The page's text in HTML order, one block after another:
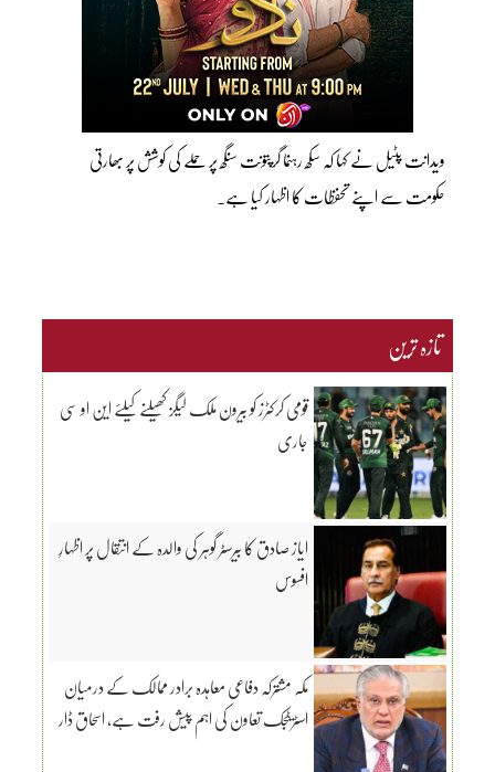
ویدانت پٹیل نے کہا کہ سکھ رہنما گرپتونت سنگھ پر حملے کی کوشش پر بھارتی
حکومت سے اپنے تحفظات کا اظہار کیا ہے۔
تازہ ترین
قومی کرکٹرز کو بیرون ملک لیگز کھیلنے کیلئے این او سی
جاری
ایاز صادق کا بیرسٹر گوہر کی والدہ کے انتقال پر اظہارِ
افسوس
مکہ مشترکہ دفاعی معاہدہ برادر ممالک کے درمیان
اسٹریٹجک تعاون کی اہم پیش رفت ہے، اسحاق ڈار